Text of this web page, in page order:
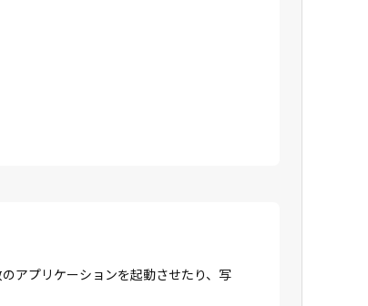
アプリケーションを起動させたり、写